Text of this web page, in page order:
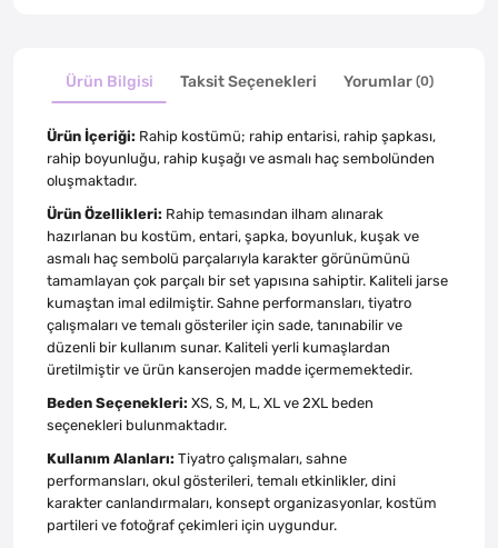
Ürün Bilgisi Taksit Seçenekleri Yorumlar (0)
Ürün İçeriği: Rahip kostümü; rahip entarisi, rahip şapkası,
rahip boyunluğu, rahip kuşağı ve asmalı haç sembolünden
oluşmaktadır.
Ürün Özellikleri: Rahip temasından ilham alınarak
hazırlanan bu kostüm, entari, şapka, boyunluk, kuşak ve
asmalı haç sembolü parçalarıyla karakter görünümünü
tamamlayan çok parçalı bir set yapısına sahiptir. Kaliteli jarse
kumaştan imal edilmiştir. Sahne performansları, tiyatro
çalışmaları ve temalı gösteriler için sade, tanınabilir ve
düzenli bir kullanım sunar. Kaliteli yerli kumaşlardan
üretilmiştir ve ürün kanserojen madde içermemektedir.
Beden Seçenekleri: XS, S, M, L, XL ve 2XL beden
seçenekleri bulunmaktadır.
Kullanım Alanları: Tiyatro çalışmaları, sahne
performansları, okul gösterileri, temalı etkinlikler, dini
karakter canlandırmaları, konsept organizasyonlar, kostüm
partileri ve fotoğraf çekimleri için uygundur.